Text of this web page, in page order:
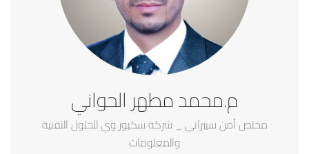
م.محمد مطهر الحواني
مختص أمن سيبراني _ شركة سكيور وي للحلول التقنية
والمعلومات